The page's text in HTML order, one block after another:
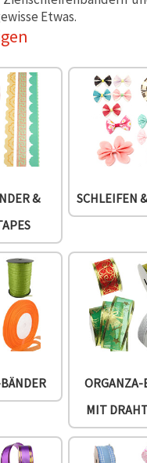
Etwas.
&
SCHLEIFEN
ORGANZA-
MIT